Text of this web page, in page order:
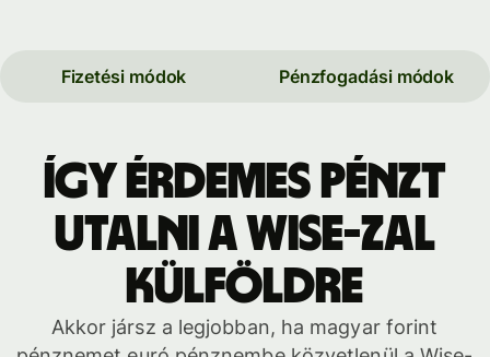
Fizetési módok Pénzfogadási módok
Így érdemes pénzt
utalni a Wise-zal
külföldre
Akkor jársz a legjobban, ha magyar forint